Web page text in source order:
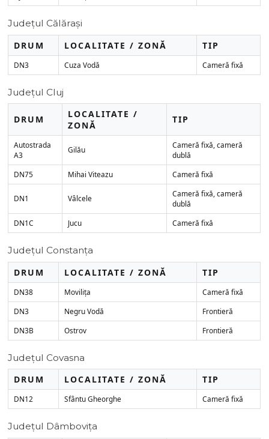
Județul Călărași
DRUM
LOCALITATE / ZONĂ TIP
DN3 Cuza Vodă Cameră fixă
Județul Cluj
DRUM
LOCALITATE /
ZONĂ
TIP
Autostrada
A3
Gilău
Cameră fixă, cameră
dublă
DN75
Mihai Viteazu Cameră fixă
DN1 Vâlcele
Cameră fixă, cameră
dublă
DN1C
Jucu Cameră fixă
Județul Constanța
DRUM
LOCALITATE / ZONĂ TIP
DN38 Movilița
Cameră fixă
DN3
Negru Vodă
Frontieră
DN3B
Ostrov Frontieră
Județul Covasna
DRUM
LOCALITATE / ZONĂ TIP
DN12 Sfântu Gheorghe Cameră fixă
Județul Dâmbovița